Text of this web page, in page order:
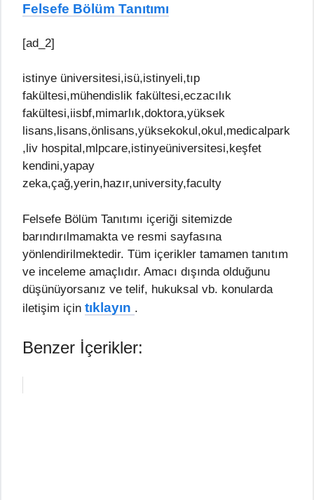
Felsefe Bölüm Tanıtımı
[ad_2]
istinye üniversitesi,isü,istinyeli,tıp
fakültesi,mühendislik fakültesi,eczacılık
fakültesi,iisbf,mimarlık,doktora,yüksek
lisans,lisans,önlisans,yüksekokul,okul,medicalpark
,liv hospital,mlpcare,istinyeüniversitesi,keşfet
kendini,yapay
zeka,çağ,yerin,hazır,university,faculty
Felsefe Bölüm Tanıtımı içeriği sitemizde
barındırılmamakta ve resmi sayfasına
yönlendirilmektedir. Tüm içerikler tamamen tanıtım
ve inceleme amaçlıdır. Amacı dışında olduğunu
düşünüyorsanız ve telif, hukuksal vb. konularda
iletişim için tıklayın .
Benzer İçerikler: